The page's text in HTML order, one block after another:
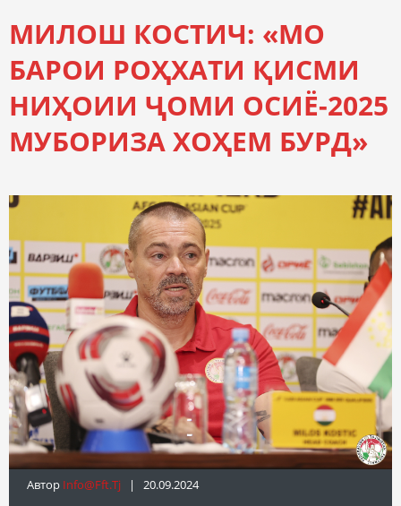
МИЛОШ КОСТИЧ: «МО
БАРОИ РОҲХАТИ ҚИСМИ
НИҲОИИ ҶОМИ ОСИЁ-2025
МУБОРИЗА ХОҲЕМ БУРД»
Автор Info@fft.tj | 20.09.2024